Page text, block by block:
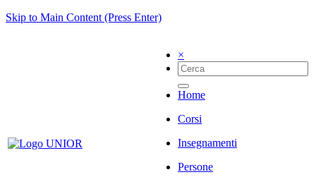
Skip to Main Content (Press Enter)
×
Home
Corsi
Insegnamenti
Persone